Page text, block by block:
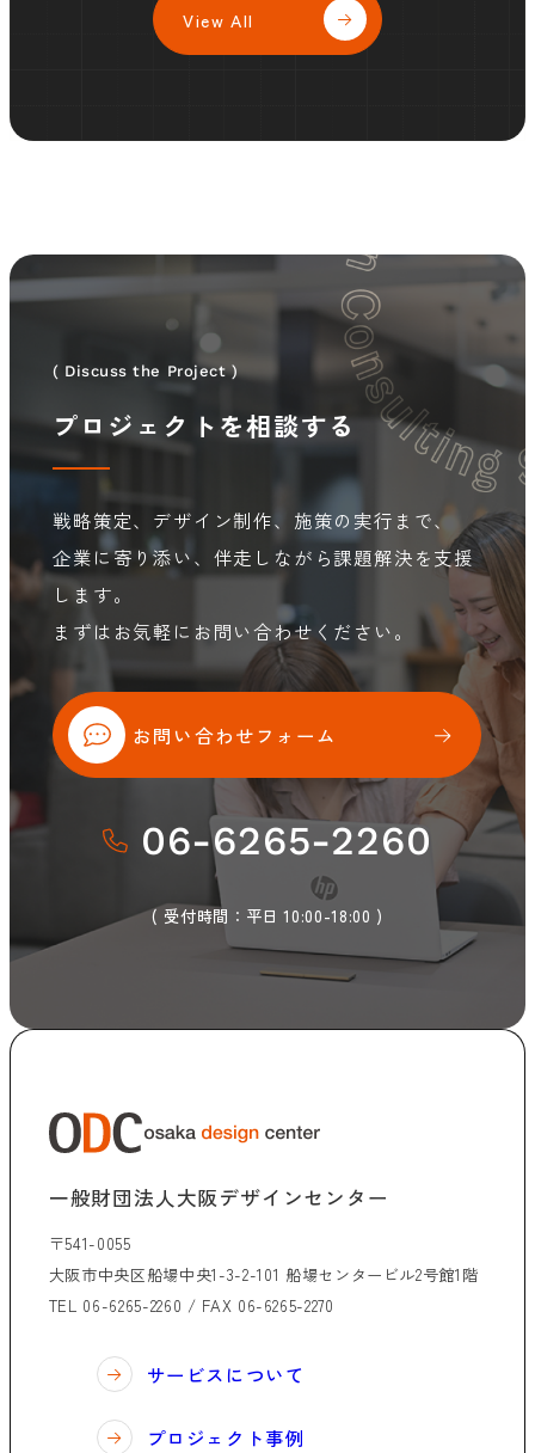
View All
( Discuss the Project )
プロジェクトを相談する
戦略策定、デザイン制作、施策の実行まで、
企業に寄り添い、伴走しながら課題解決を支援
します。
まずはお気軽にお問い合わせください。
お問い合わせフォーム
06-6265-2260
( 受付時間：平日 10:00-18:00 )
一般財団法人大阪デザインセンター
〒541-0055
大阪市中央区船場中央1-3-2-101 船場センタービル2号館1階
TEL 06-6265-2260 / FAX 06-6265-2270
サービスについて
プロジェクト事例